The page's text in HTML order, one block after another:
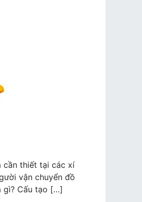
cần thiết tại các xí
vận chuyển đồ
gì? Cấu tạo […]